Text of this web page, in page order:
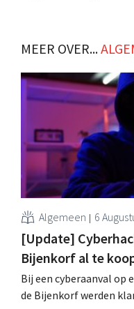
MEER OVER...
Algemeen 6
[Update]
Bijenkorf al te
Bij een cyberaanval op
de Bijenkorf werden